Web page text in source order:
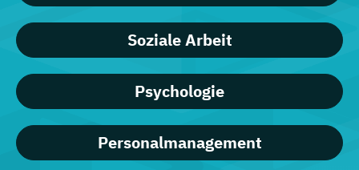
Soziale Arbeit
Psychologie
Personalmanagement